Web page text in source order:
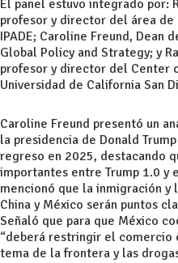
El panel estuvo integrado por:
profesor y director del área
IPADE; Caroline Freund, Dean
Global Policy and Strategy; y
profesor y director del Center
Universidad de California San
Caroline Freund presentó un
la presidencia de Donald
regreso en 2025, destacando
importantes entre Trump 1.0 y
mencionó que la inmigración
China y México serán puntos
Señaló que para que México
“deberá restringir el comercio
tema de la frontera y las